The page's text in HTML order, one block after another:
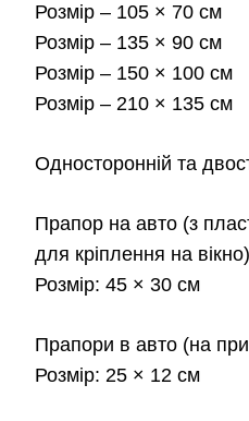
Розмір – 105 × 70 см
Розмір – 135 × 90 см
Розмір – 150 × 100 см
Розмір – 210 × 135 см
Односторонній та
Прапор на авто (з
для кріплення на вікно)
Розмір: 45 × 30 см
Прапори в авто (на
Розмір: 25 × 12 см